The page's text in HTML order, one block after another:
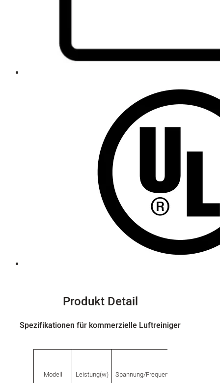
Produkt Detail
Spezifikationen für kommerzielle Luftreiniger
Modell Leistung(w) Spannung/Frequenz